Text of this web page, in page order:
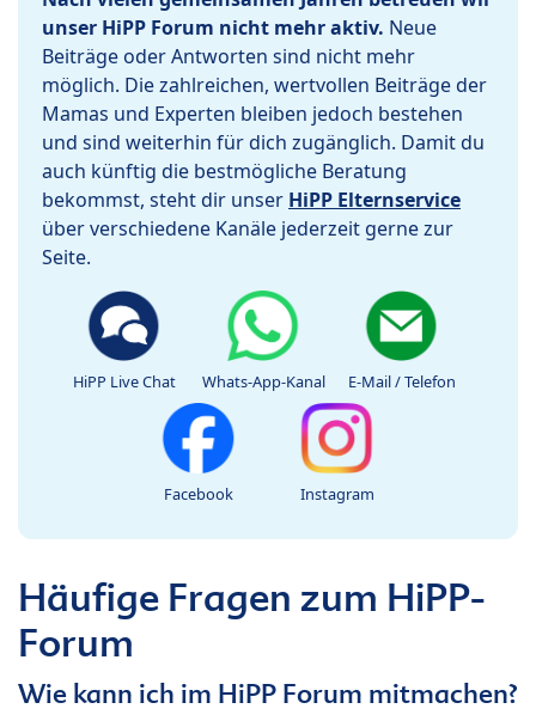
unser HiPP Forum nicht mehr aktiv. Neue
Beiträge oder Antworten sind nicht mehr
möglich. Die zahlreichen, wertvollen Beiträge der
Mamas und Experten bleiben jedoch bestehen
und sind weiterhin für dich zugänglich. Damit du
auch künftig die bestmögliche Beratung
bekommst, steht dir unser HiPP Elternservice
über verschiedene Kanäle jederzeit gerne zur
Seite.
HiPP Live Chat Whats-App-Kanal E-Mail / Telefon
Facebook Instagram
Häufige Fragen zum HiPP-
Forum
Wie kann ich im HiPP Forum mitmachen?